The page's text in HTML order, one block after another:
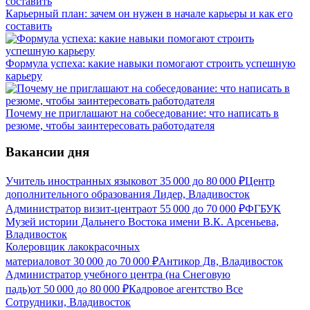
Карьерный план: зачем он нужен в начале карьеры и как его
составить
Формула успеха: какие навыки помогают строить успешную
карьеру
Почему не приглашают на собеседование: что написать в
резюме, чтобы заинтересовать работодателя
Вакансии дня
Учитель иностранных языковот 35 000 до 80 000 ₽Центр
дополнительного образования Лидер, Владивосток
Администратор визит-центраот 55 000 до 70 000 ₽ФГБУК
Музей истории Дальнего Востока имени В.К. Арсеньева,
Владивосток
Колеровщик лакокрасочных
материаловот 30 000 до 70 000 ₽Антикор Дв, Владивосток
Администратор учебного центра (на Снеговую
падь)от 50 000 до 80 000 ₽Кадровое агентство Все
Сотрудники, Владивосток